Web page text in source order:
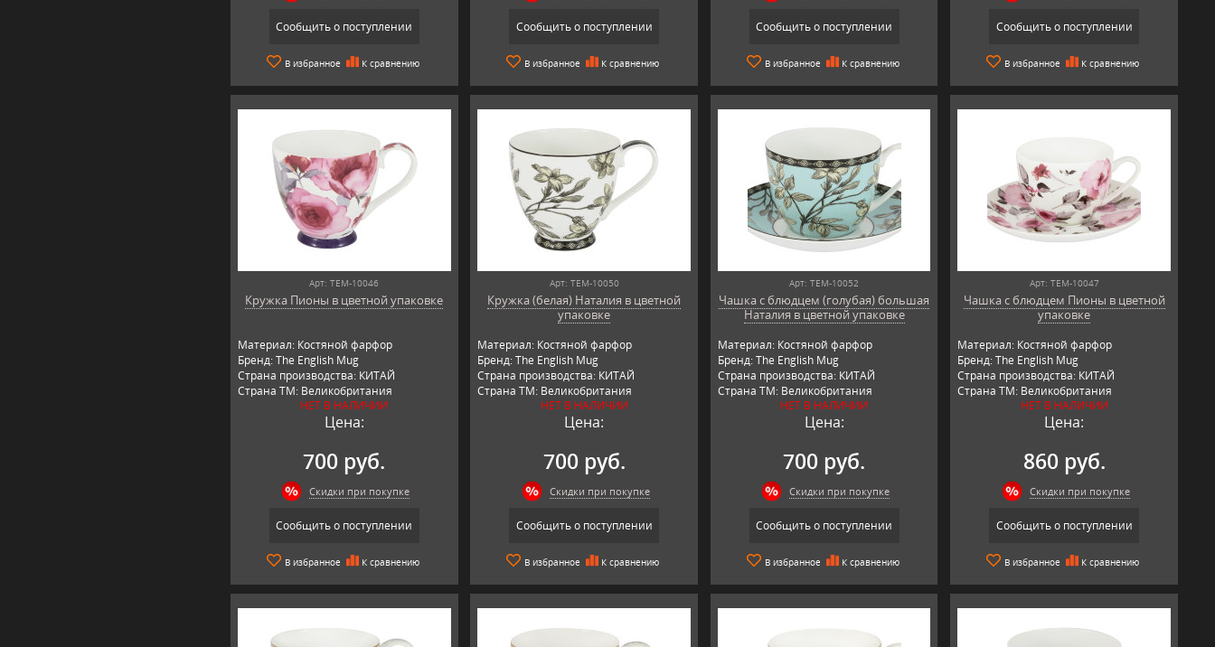
Сообщить о поступлении
В избранное К сравнению
Сообщить о поступлении
В избранное К сравнению
Сообщить о поступлении
В избранное К сравнению
Сообщить о поступлении
В избранное К сравнению
Арт: TEM-10046
Кружка Пионы в цветной упаковке
Материал: Костяной фарфор
Бренд: The English Mug
Страна производства: КИТАЙ
Страна ТМ: Великобритания
НЕТ В НАЛИЧИИ
Цена:
700 руб.
Скидки при покупке
Сообщить о поступлении
В избранное К сравнению
Арт: TEM-10050
Кружка (белая) Наталия в цветной
упаковке
Материал: Костяной фарфор
Бренд: The English Mug
Страна производства: КИТАЙ
Страна ТМ: Великобритания
НЕТ В НАЛИЧИИ
Цена:
700 руб.
Скидки при покупке
Сообщить о поступлении
В избранное К сравнению
Арт: TEM-10052
Чашка с блюдцем (голубая) большая
Наталия в цветной упаковке
Материал: Костяной фарфор
Бренд: The English Mug
Страна производства: КИТАЙ
Страна ТМ: Великобритания
НЕТ В НАЛИЧИИ
Цена:
700 руб.
Скидки при покупке
Сообщить о поступлении
В избранное К сравнению
Арт: TEM-10047
Чашка с блюдцем Пионы в цветной
упаковке
Материал: Костяной фарфор
Бренд: The English Mug
Страна производства: КИТАЙ
Страна ТМ: Великобритания
НЕТ В НАЛИЧИИ
Цена:
860 руб.
Скидки при покупке
Сообщить о поступлении
В избранное К сравнению